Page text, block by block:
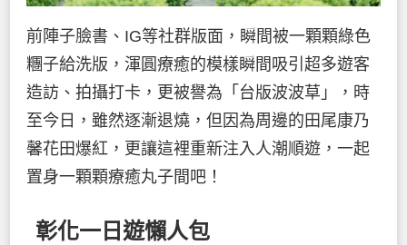
前陣子臉書、IG等社群版面，瞬間被一顆顆綠色
糰子給洗版，渾圓療癒的模樣瞬間吸引超多遊客
造訪、拍攝打卡，更被譽為「台版波波草」，時
至今日，雖然逐漸退燒，但因為周邊的田尾康乃
馨花田爆紅，更讓這裡重新注入人潮順遊，一起
置身一顆顆療癒丸子間吧！
彰化一日遊懶人包